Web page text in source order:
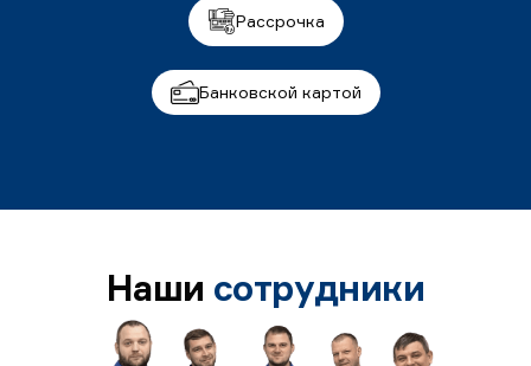
Рассрочка
Банковской картой
Наши сотрудники